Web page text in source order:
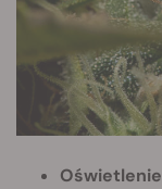
Oświetlenie